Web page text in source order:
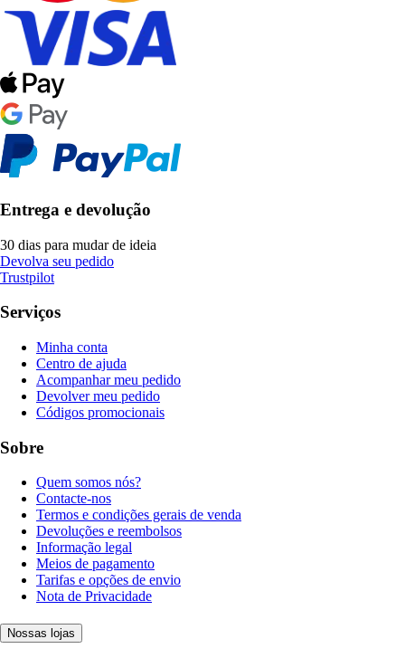
Entrega e devolução
30 dias para mudar de ideia
Devolva seu pedido
Trustpilot
Serviços
Minha conta
Centro de ajuda
Acompanhar meu pedido
Devolver meu pedido
Códigos promocionais
Sobre
Quem somos nós?
Contacte-nos
Termos e condições gerais de venda
Devoluções e reembolsos
Informação legal
Meios de pagamento
Tarifas e opções de envio
Nota de Privacidade
Nossas lojas